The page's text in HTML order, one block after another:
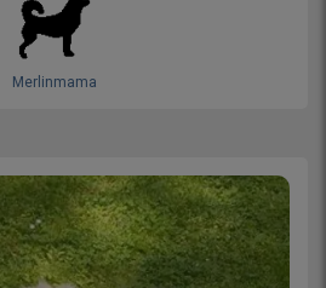
Merlinmama